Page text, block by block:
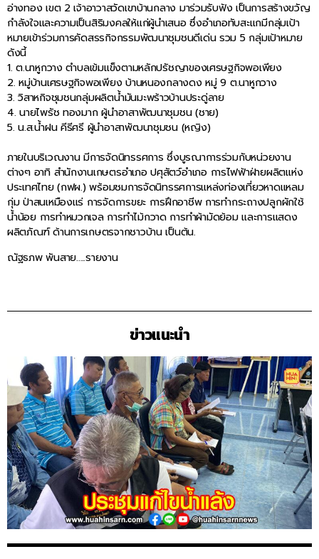
อ่างทอง เขต 2 เจ้าอาวาสวัดเขาบ้านกลาง มาร่วมรับฟัง เป็นการสร้างขวัญ
กำลังใจและความเป็นสิริมงคลให้แก่ผู้นำเสนอ ซึ่งอำเภอทับสะแกมีกลุ่มเป้า
หมายเข้าร่วมการคัดสรรกิจกรรมพัฒนาชุมชนดีเด่น รวม 5 กลุ่มเป้าหมาย
ดังนี้
1. ต.นาหูกวาง ตำบลเข้มแข็งตามหลักปรัชญาของเศรษฐกิจพอเพียง
2. หมู่บ้านเศรษฐกิจพอเพียง บ้านหนองกลางดง หมู่ 9 ต.นาหูกวาง
3. วิสาหกิจชุมชนกลุ่มผลิตน้ำมันมะพร้าวบ้านประดู่ลาย
4. นายไพรัช ทองมาก ผู้นำอาสาพัฒนาชุมชน ​(ชาย)
5. น.ส.น้ำฝน คีรีศรี ผู้นำอาสาพัฒนาชุมชน ​(หญิง)
ภายในบริเวณงาน มีการจัดนิทรรศการ ซึ่งบูรณาการร่วมกับหน่วยงาน
ต่างๆ อาทิ สำนักงานเกษตรอำเภอ ปศุสัตว์อำเภอ การไฟฟ้าฝ่ายผลิตแห่ง
ประเทศไทย (กฟผ.) พร้อมชมการจัดนิทรรศการแหล่งท่องเที่ยวหาดแหลม
กุ่ม ป่าสนเหมืองแร่ การจัดการขยะ การฝึกอาชีพ การทำกระถางปลูกผักใช้
น้ำน้อย การทำหมวกเจล การทำไม้กวาด การทำผ้ามัดย้อม และการแสดง
ผลิตภัณฑ์ ด้านการเกษตรจากชาวบ้าน เป็นต้น.
ณัฐธภพ พันสาย…..รายงาน
ข่าวแนะนำ